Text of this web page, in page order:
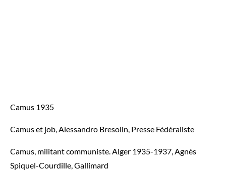
Camus 1935
Camus et job, Alessandro Bresolin, Presse Fédéraliste
Camus, militant communiste. Alger 1935-1937, Agnès
Spiquel-Courdille, Gallimard